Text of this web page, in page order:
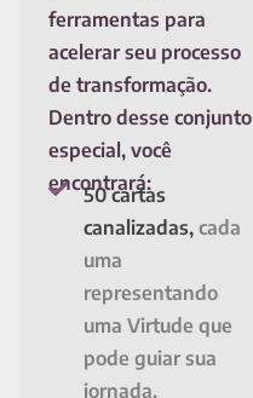
ferramentas para
acelerar seu processo
de transformação.
Dentro desse conjunto
especial, você
encontrará:
50 cartas
canalizadas, cada
uma
representando
uma Virtude que
pode guiar sua
jornada.